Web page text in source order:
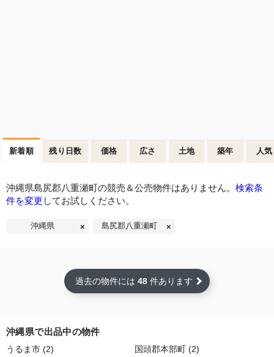
新着順 残り日数 価格 広さ 土地 築年 人気
沖縄県島尻郡八重瀬町の競売＆公売物件はありません。 検索条
件を変更 してお試しください。
沖縄県 島尻郡八重瀬町
過去の物件には 48 件あります
沖縄県で出品中の物件
うるま市 (2) 国頭郡本部町 (2)